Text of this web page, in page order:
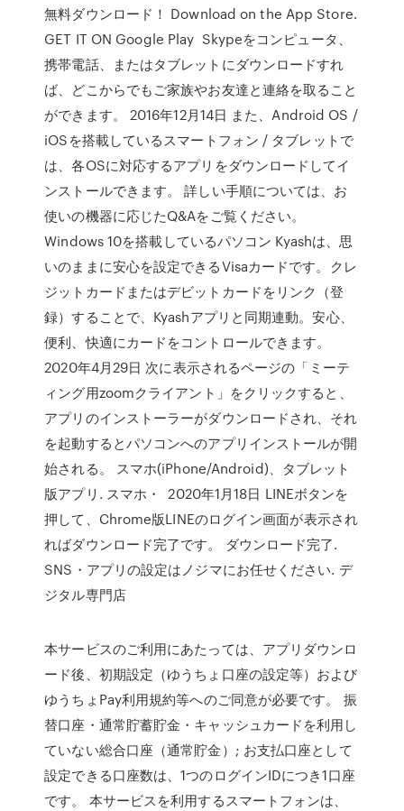
無料ダウンロード！ Download on the App Store.
GET IT ON Google Play Skypeをコンピュータ、
携帯電話、またはタブレットにダウンロードすれ
ば、どこからでもご家族やお友達と連絡を取ること
ができます。 2016年12月14日 また、Android OS /
iOSを搭載しているスマートフォン / タブレットで
は、各OSに対応するアプリをダウンロードしてイ
ンストールできます。 詳しい手順については、お
使いの機器に応じたQ&Aをご覧ください。
Windows 10を搭載しているパソコン Kyashは、思
いのままに安心を設定できるVisaカードです。クレ
ジットカードまたはデビットカードをリンク（登
録）することで、Kyashアプリと同期連動。安心、
便利、快適にカードをコントロールできます。
2020年4月29日 次に表示されるページの「ミーテ
ィング用zoomクライアント」をクリックすると、
アプリのインストーラーがダウンロードされ、それ
を起動するとパソコンへのアプリインストールが開
始される。 スマホ(iPhone/Android)、タブレット
版アプリ. スマホ・ 2020年1月18日 LINEボタンを
押して、Chrome版LINEのログイン画面が表示され
ればダウンロード完了です。 ダウンロード完了.
SNS・アプリの設定はノジマにお任せください. デ
ジタル専門店
本サービスのご利用にあたっては、アプリダウンロ
ード後、初期設定（ゆうちょ口座の設定等）および
ゆうちょPay利用規約等へのご同意が必要です。 振
替口座・通常貯蓄貯金・キャッシュカードを利用し
ていない総合口座（通常貯金）; お支払口座として
設定できる口座数は、1つのログインIDにつき1口座
です。 本サービスを利用するスマートフォンは、